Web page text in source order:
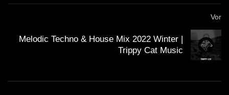
Vor
Melodic Techno & House Mix 2022 Winter |
Trippy Cat Music